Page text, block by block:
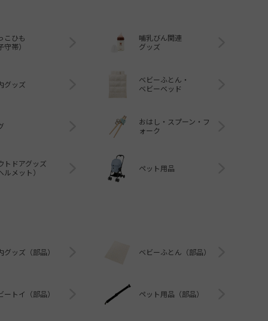
こひも
守帯）
哺乳びん関連
グッズ
グッズ
ベビーふとん・
ベビーベッド
おはし・スプーン・フ
ォーク
トドアグッズ
ルメット）
ペット用品
グッズ（部品） ベビーふとん（部品）
ートイ（部品） ペット用品（部品）